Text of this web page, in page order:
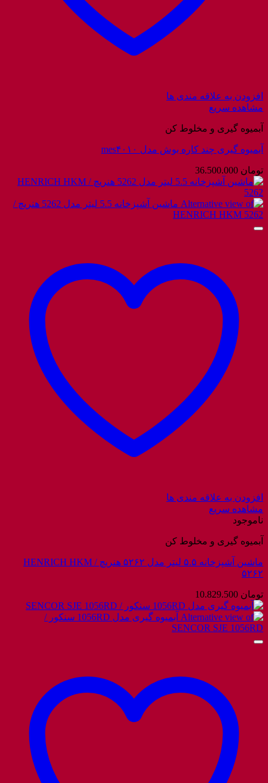
افزودن به علاقه مندی ها
مشاهده سریع
آبمیوه گیری و مخلوط کن
آبمیوه گیری چند کاره بوش مدل mes۴۰۱۰
تومان
افزودن به علاقه مندی ها
مشاهده سریع
ناموجود
آبمیوه گیری و مخلوط کن
ماشین آشپزخانه ۵.۵ لیتر مدل ۵۲۶۲ هنریچ / HENRICH HKM
۵۲۶۲
تومان